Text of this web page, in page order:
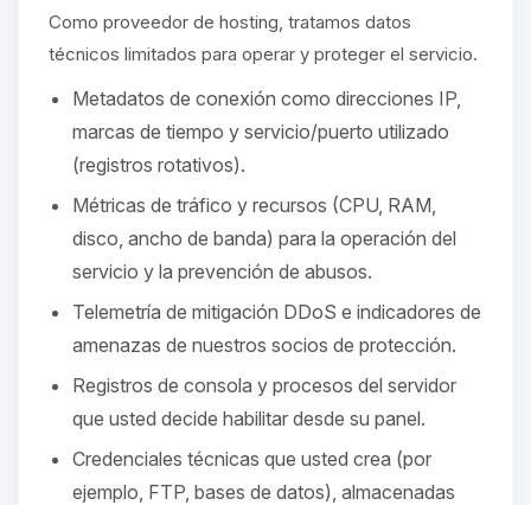
Como proveedor de hosting, tratamos datos
técnicos limitados para operar y proteger el servicio.
Metadatos de conexión como direcciones IP,
marcas de tiempo y servicio/puerto utilizado
(registros rotativos).
Métricas de tráfico y recursos (CPU, RAM,
disco, ancho de banda) para la operación del
servicio y la prevención de abusos.
Telemetría de mitigación DDoS e indicadores de
amenazas de nuestros socios de protección.
Registros de consola y procesos del servidor
que usted decide habilitar desde su panel.
Credenciales técnicas que usted crea (por
ejemplo, FTP, bases de datos), almacenadas
asistente de BoxToPlay. Cuentame
que necesitas y moveré mis